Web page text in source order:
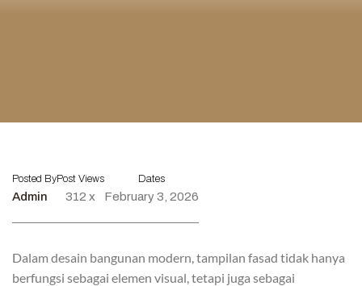
Posted By
Admin
Post Views
312 x
Dates
February 3, 2026
Dalam desain bangunan modern, tampilan fasad tidak hanya
berfungsi sebagai elemen visual, tetapi juga sebagai